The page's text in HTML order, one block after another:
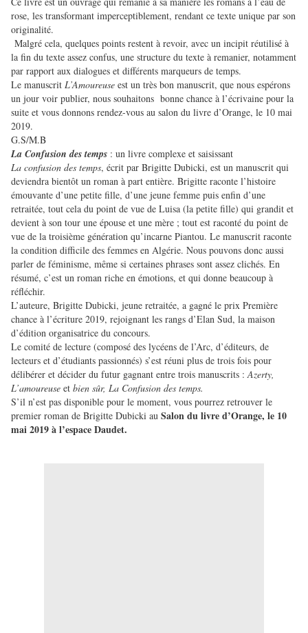
rose, les transformant imperceptiblement, rendant ce texte unique par son
originalité.
Malgré cela, quelques points restent à revoir, avec un incipit réutilisé à
la fin du texte assez confus, une structure du texte à remanier, notamment
par rapport aux dialogues et différents marqueurs de temps.
Le manuscrit L’Amoureuse est un très bon manuscrit, que nous espérons
un jour voir publier, nous souhaitons bonne chance à l’écrivaine pour la
suite et vous donnons rendez-vous au salon du livre d’Orange, le 10 mai
2019.
G.S/M.B
La Confusion des temps : un livre complexe et saisissant
La confusion des temps, écrit par Brigitte Dubicki, est un manuscrit qui
deviendra bientôt un roman à part entière. Brigitte raconte l’histoire
émouvante d’une petite fille, d’une jeune femme puis enfin d’une
retraitée, tout cela du point de vue de Luisa (la petite fille) qui grandit et
devient à son tour une épouse et une mère ; tout est raconté du point de
vue de la troisième génération qu’incarne Piantou. Le manuscrit raconte
la condition difficile des femmes en Algérie. Nous pouvons donc aussi
parler de féminisme, même si certaines phrases sont assez clichés. En
résumé, c’est un roman riche en émotions, et qui donne beaucoup à
réfléchir.
L’auteure, Brigitte Dubicki, jeune retraitée, a gagné le prix Première
chance à l’écriture 2019, rejoignant les rangs d’Elan Sud, la maison
d’édition organisatrice du concours.
Le comité de lecture (composé des lycéens de l’Arc, d’éditeurs, de
lecteurs et d’étudiants passionnés) s’est réuni plus de trois fois pour
délibérer et décider du futur gagnant entre trois manuscrits : Azerty,
L’amoureuse et bien sûr, La Confusion des temps.
S’il n’est pas disponible pour le moment, vous pourrez retrouver le
premier roman de Brigitte Dubicki au Salon du livre d’Orange, le 10
mai 2019 à l’espace Daudet.